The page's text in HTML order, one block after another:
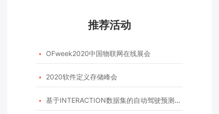
推荐活动
 OFweek2020中国物联网在线展会
 2020软件定义存储峰会
 基于INTERACTION数据集的自动驾驶预测模型挑战赛